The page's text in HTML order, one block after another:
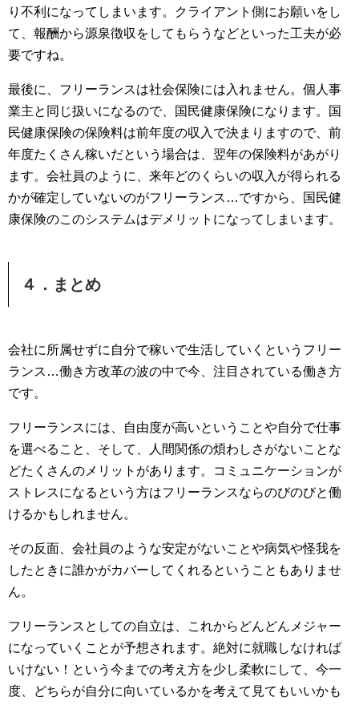
り不利になってしまいます。クライアント側にお願いをし
て、報酬から源泉徴収をしてもらうなどといった工夫が必
要ですね。
最後に、フリーランスは社会保険には入れません。個人事
業主と同じ扱いになるので、国民健康保険になります。国
民健康保険の保険料は前年度の収入で決まりますので、前
年度たくさん稼いだという場合は、翌年の保険料があがり
ます。会社員のように、来年どのくらいの収入が得られる
かが確定していないのがフリーランス…ですから、国民健
康保険のこのシステムはデメリットになってしまいます。
４．まとめ
会社に所属せずに自分で稼いで生活していくというフリー
ランス…働き方改革の波の中で今、注目されている働き方
です。
フリーランスには、自由度が高いということや自分で仕事
を選べること、そして、人間関係の煩わしさがないことな
どたくさんのメリットがあります。コミュニケーションが
ストレスになるという方はフリーランスならのびのびと働
けるかもしれません。
その反面、会社員のような安定がないことや病気や怪我を
したときに誰かがカバーしてくれるということもありませ
ん。
フリーランスとしての自立は、これからどんどんメジャー
になっていくことが予想されます。絶対に就職しなければ
いけない！という今までの考え方を少し柔軟にして、今一
度、どちらが自分に向いているかを考えて見てもいいかも